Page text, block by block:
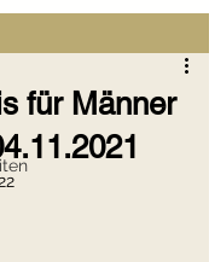
für Männer